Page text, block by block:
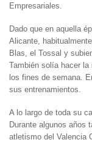
Empresariales.
Dado que en aquella
Alicante,
Blas, el Tossal y
También solía hacer
los fines de semana.
sus entrenamientos.
A lo largo de toda su
Durante algunos años
atletismo del Valencia